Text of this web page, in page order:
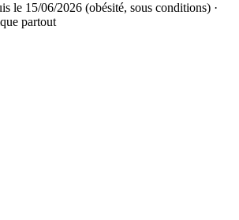
le 15/06/2026 (obésité, sous conditions) ·
partout